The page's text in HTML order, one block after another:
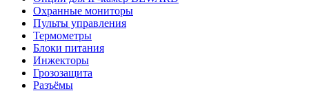
Охранные мониторы
Пульты управления
Термометры
Блоки питания
Инжекторы
Грозозащита
Разъёмы